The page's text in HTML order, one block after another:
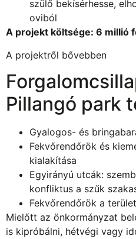
szülő bekísérhesse,
oviból
A projekt költsége: 6 millió
A projektről bővebben
Pillangó park
Gyalogos- és
Fekvőrendőrök és
kialakítása
Egyirányú utcák:
konfliktus a szűk
Fekvőrendőrök a
Mielőtt az önkormányzat
is kipróbálni, hétvégi vagy